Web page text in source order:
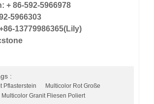
+ 86-592-5966978
5966303
13779986365(Lily)
:
Pflasterstein
Multicolor Rot Große
Multicolor Granit Fliesen Poliert